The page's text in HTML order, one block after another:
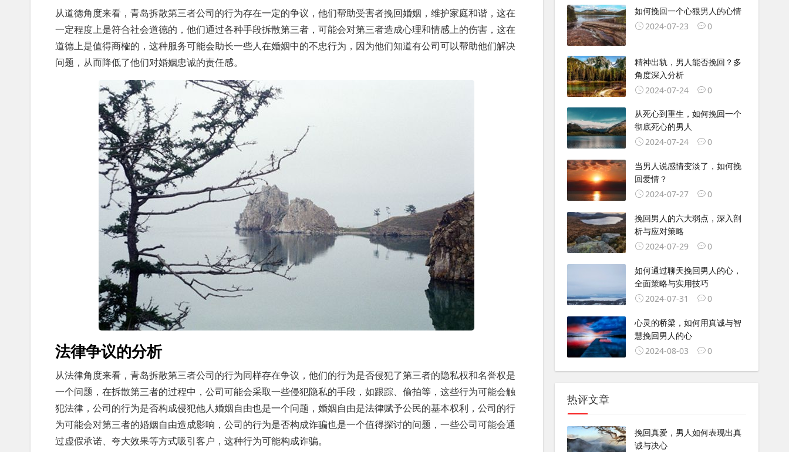
从道德角度来看，青岛拆散第三者公司的行为存在一定的争议，他们帮助受害者挽回婚姻，维护家庭和谐，这在
一定程度上是符合社会道德的，他们通过各种手段拆散第三者，可能会对第三者造成心理和情感上的伤害，这在
道德上是值得商榷的，这种服务可能会助长一些人在婚姻中的不忠行为，因为他们知道有公司可以帮助他们解决
问题，从而降低了他们对婚姻忠诚的责任感。
法律争议的分析
从法律角度来看，青岛拆散第三者公司的行为同样存在争议，他们的行为是否侵犯了第三者的隐私权和名誉权是
一个问题，在拆散第三者的过程中，公司可能会采取一些侵犯隐私的手段，如跟踪、偷拍等，这些行为可能会触
犯法律，公司的行为是否构成侵犯他人婚姻自由也是一个问题，婚姻自由是法律赋予公民的基本权利，公司的行
为可能会对第三者的婚姻自由造成影响，公司的行为是否构成诈骗也是一个值得探讨的问题，一些公司可能会通
过虚假承诺、夸大效果等方式吸引客户，这种行为可能构成诈骗。
如何挽回一个心狠男人的心情
2024-07-23
0
精神出轨，男人能否挽回？多
角度深入分析
2024-07-24
0
从死心到重生，如何挽回一个
彻底死心的男人
2024-07-24
0
当男人说感情变淡了，如何挽
回爱情？
2024-07-27
0
挽回男人的六大弱点，深入剖
析与应对策略
2024-07-29
0
如何通过聊天挽回男人的心，
全面策略与实用技巧
2024-07-31
0
心灵的桥梁，如何用真诚与智
慧挽回男人的心
2024-08-03
0
热评文章
挽回真爱，男人如何表现出真
诚与决心